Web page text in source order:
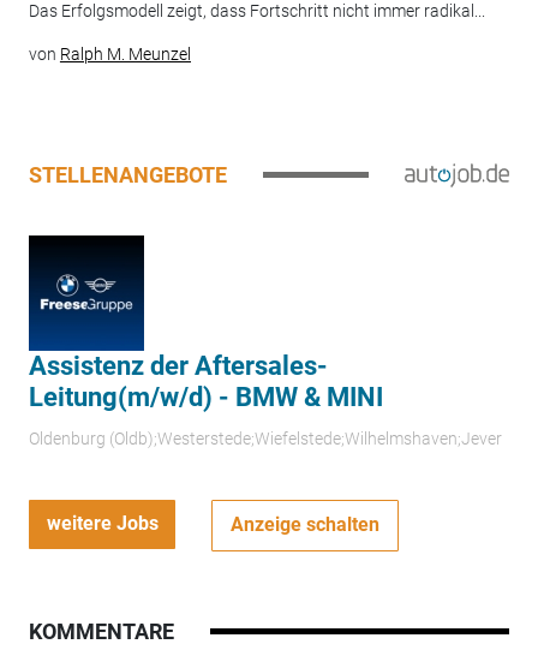
Das Erfolgsmodell zeigt, dass Fortschritt nicht immer radikal...
von Ralph M. Meunzel
STELLENANGEBOTE
Assistenz der Aftersales-
Leitung(m/w/d) - BMW & MINI
Oldenburg (Oldb);Westerstede;Wiefelstede;Wilhelmshaven;Jever
weitere Jobs Anzeige schalten
KOMMENTARE